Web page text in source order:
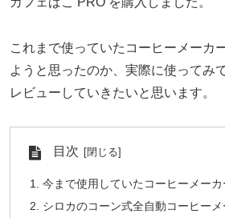
これまで使っていたコーヒーメーカ
ようと思ったのか、実際に使ってみ
レビューしていきたいと思います。
目次
今まで使用していたコーヒーメーカ
シロカのコーン式全自動コーヒーメ